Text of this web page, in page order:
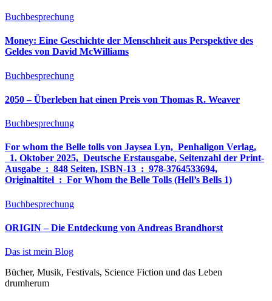
Buchbesprechung
Money: Eine Geschichte der Menschheit aus Perspektive des
Geldes von David McWilliams
Buchbesprechung
2050 – Überleben hat einen Preis von Thomas R. Weaver
Buchbesprechung
For whom the Belle tolls von Jaysea Lyn, ‎ Penhaligon Verlag,
‎ 1. Oktober 2025, ‎ Deutsche Erstausgabe, Seitenzahl der Print-
Ausgabe ‏ : ‎ 848 Seiten, ISBN-13 ‏ : ‎ 978-3764533694,
Originaltitel ‏ : ‎ For Whom the Belle Tolls (Hell’s Bells 1)
Buchbesprechung
ORIGIN – Die Entdeckung von Andreas Brandhorst
Das ist mein Blog
Bücher, Musik, Festivals, Science Fiction und das Leben
drumherum